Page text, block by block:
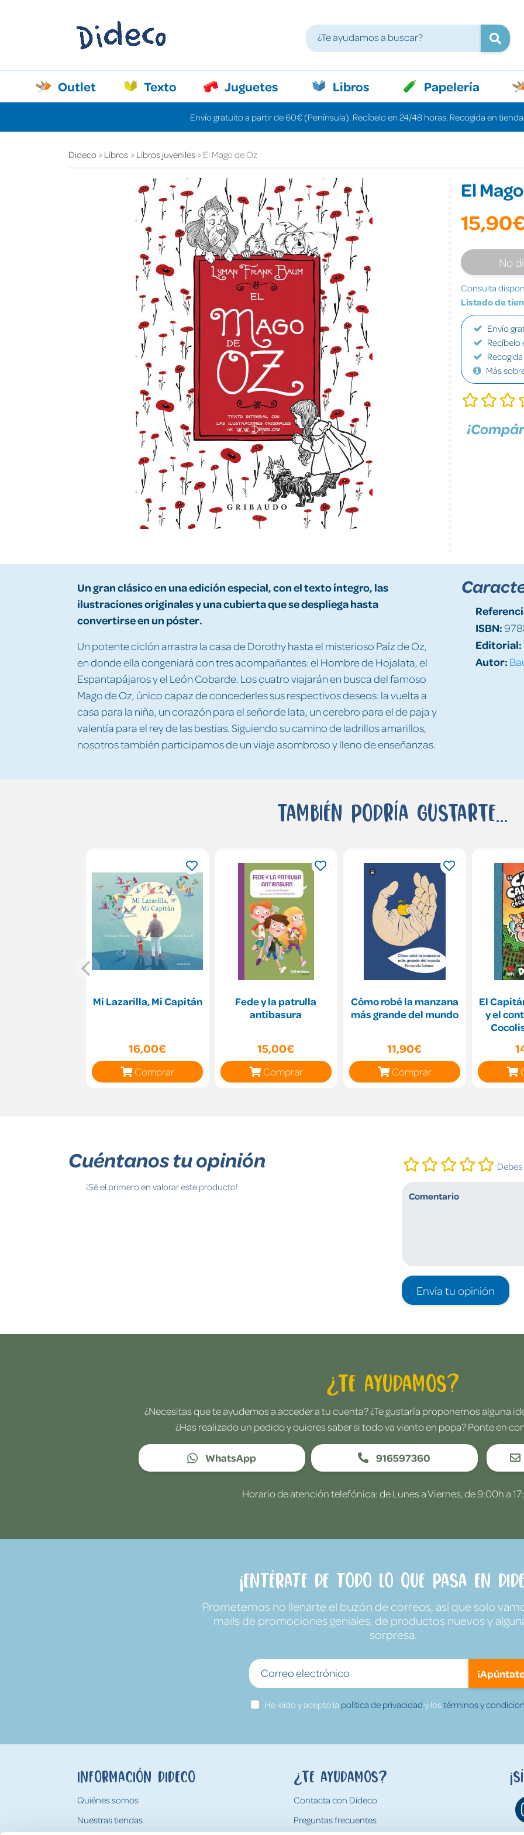
Outlet Texto Juguetes Libros Papelería
Envío gratuito a partir de 60€ (Península). Recíbelo en 24/48 horas. Recogida en
Dideco Libros Libros juveniles El Mago de Oz
El
No
Consulta
Listado de
Envío
Recíbelo
Más
Un gran clásico en una edición especial, con el texto íntegro, las
ilustraciones originales y una cubierta que se despliega hasta
convertirse en un póster.
Un potente ciclón arrastra la casa de Dorothy hasta el misterioso Paíz de Oz,
en donde ella congeniará con tres acompañantes: el Hombre de Hojalata, el
Espantapájaros y el León Cobarde. Los cuatro viajarán en busca del famoso
Mago de Oz, único capaz de concederles sus respectivos deseos: la vuelta a
casa para la niña, un corazón para el señor de lata, un cerebro para el de paja y
valentía para el rey de las bestias. Siguiendo su camino de ladrillos amarillos,
nosotros también participamos de un viaje asombroso y lleno de enseñanzas.
ISBN:
Editorial:
Autor:
También podría gustarte...
Mi Lazarilla, Mi Capitán
16,00€
Comprar
Fede y la patrulla
antibasura
15,00€
Comprar
Cómo robé la manzana
más grande del mundo
11,90€
Comprar
El
y el
Cuéntanos tu opinión
¡Sé el primero en valorar este producto!
Envía tu opinión
¿Te ayudamos?
¿Necesitas que te ayudemos a acceder a tu cuenta? ¿Te gustaría proponernos alguna
¿Has realizado un pedido y quieres saber si todo va viento en popa? Ponte en
WhatsApp 916597360
Horario de atención telefónica: de Lunes a Viernes, de 9:00h a
¡Entérate de todo lo que pasa en
Prometemos no llenarte el buzón de correos, así que solo
mails de promociones geniales, de productos nuevos y
sorpresa.
He leído y acepto la política de privacidad y lostérminos y
Información Dideco
Quiénes somos
Nuestras tiendas
¿Te ayudamos?
Contacta con Dideco
Preguntas frecuentes